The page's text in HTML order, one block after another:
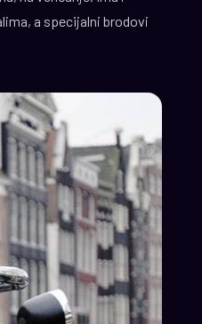
a specijalni brodovi